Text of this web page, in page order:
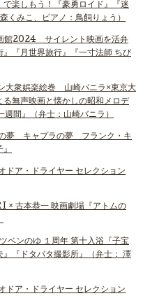
で楽しもう！『豪勇ロイド』『迷
みこ、ピアノ：鳥飼りょう）
館2024 サイレント映画を活弁
『月世界旅行』『一寸法師 ちび
大衆娯楽絵巻 山崎バニラ×東京大
無声映画と懐かしの昭和メロデ
間』（弁士：山崎バニラ）
の夢 キャプラの夢 フランク・キ
ドア・ドライヤー セレクション
古本恭一 映画劇場『アトムの
ベンのゆ １周年 第十入浴『子宝
『ドタバタ撮影所』（弁士： 澤
ドア・ドライヤー セレクション